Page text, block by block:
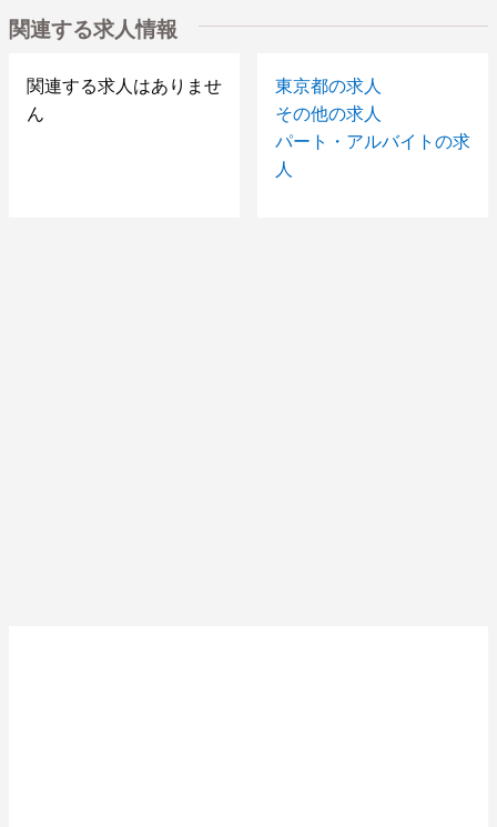
関連する求人情報
関連する求人はありませ
ん
東京都の求人
その他の求人
パート・アルバイトの求
人